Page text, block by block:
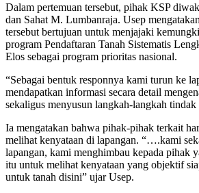
Dalam pertemuan tersebut, pihak KSP
dan Sahat M. Lumbanraja. Usep
tersebut bertujuan untuk menjajaki
program Pendaftaran Tanah Sistematis
Elos sebagai program prioritas nasional.
“Sebagai bentuk responnya kami turun ke
mendapatkan informasi secara detail
sekaligus menyusun langkah-langkah
Ia mengatakan bahwa pihak-pihak terkait
melihat kenyataan di lapangan. “….kami
lapangan, kami menghimbau kepada pihak
itu untuk melihat kenyataan yang objektif
untuk tanah disini” ujar Usep.